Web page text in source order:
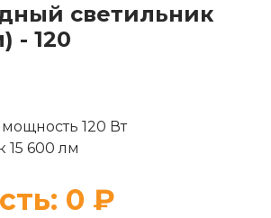
и дроссели
светильник
- 120
120 Вт
15 600 лм
0 ₽